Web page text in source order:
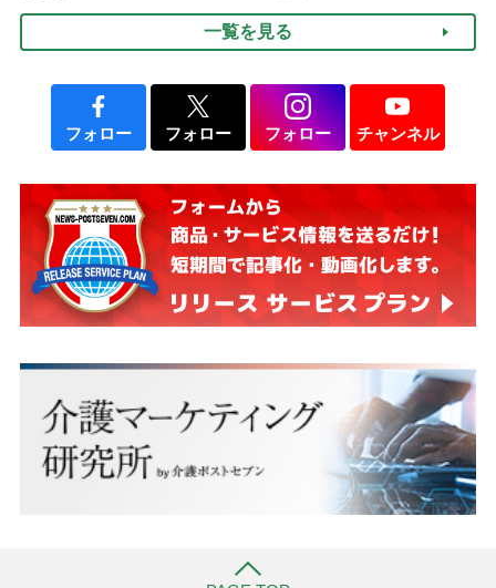
一覧を見る
フォロー フォロー フォロー チャンネル